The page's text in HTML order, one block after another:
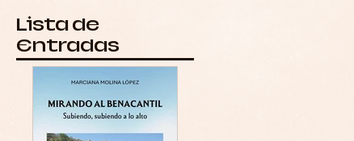
Lista de
Entradas